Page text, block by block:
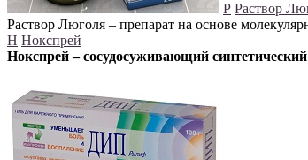
Р Раствор
Раствор Люголя – препарат на основе
Н Нокспрей
Нокспрей – сосудосуживающий